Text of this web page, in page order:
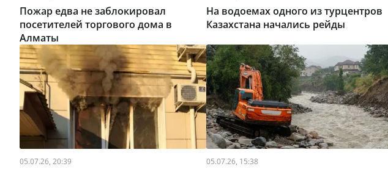
Пожар едва не заблокировал
посетителей торгового дома в
Алматы
На водоемах одного из турцентров
Казахстана начались рейды
05.07.26, 20:39 05.07.26, 15:38